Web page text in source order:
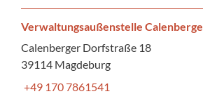
Verwaltungsaußenstelle Calenberge
Calenberger Dorfstraße 18
39114 Magdeburg
+49 170 7861541